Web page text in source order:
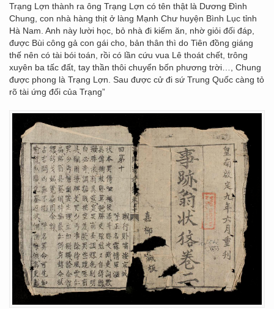
Trạng Lợn thành ra ông Trạng Lợn có tên thật là Dương Đình
Chung, con nhà hàng thịt ở làng Mạnh Chư huyện Bình Lục tỉnh
Hà Nam. Anh này lười học, bỏ nhà đi kiếm ăn, nhờ giỏi đối đáp,
được Bùi công gả con gái cho, bản thân thì do Tiên đồng giáng
thế nên có tài bói toán, rồi có lần cứu vua Lê thoát chết, trông
xuyên ba tấc đất, tay thần thôi chuyển bốn phương trời…, Chung
được phong là Trạng Lợn. Sau được cử đi sứ Trung Quốc càng tỏ
rõ tài ứng đối của Trạng”